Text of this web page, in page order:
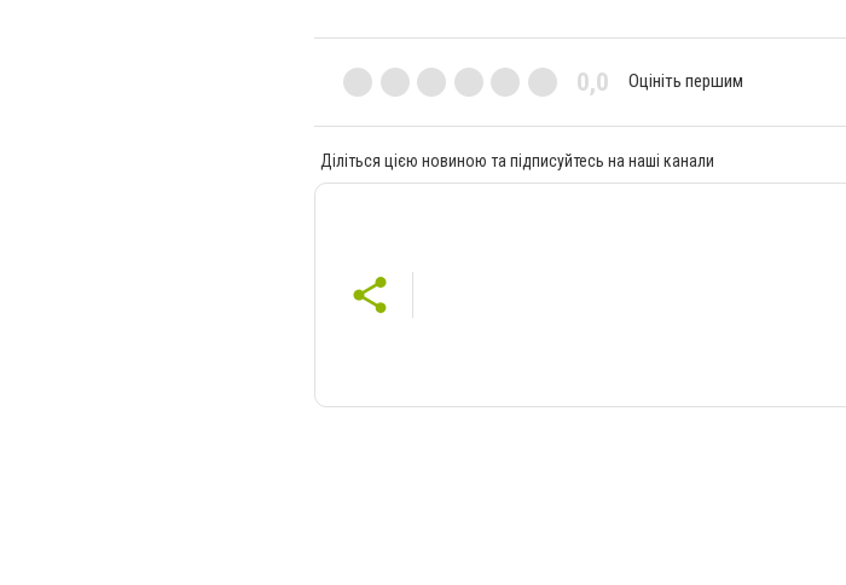
0,0 Оцініть першим
Діліться цією новиною та підписуйтесь на наші канали